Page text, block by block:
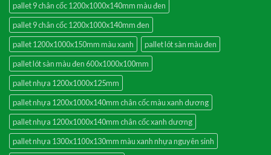
pallet 9 chân cốc 1200x1000x140mm màu đen
pallet 9 chân cốc 1200x1000x140mm đen
pallet 1200x1000x150mm màu xanh
pallet lót sàn màu đen
pallet lót sàn màu đen 600x1000x100mm
pallet nhựa 1200x1000x125mm
pallet nhựa 1200x1000x140mm chân cốc màu xanh dương
pallet nhựa 1200x1000x140mm chân cốc xanh dương
pallet nhựa 1300x1100x130mm màu xanh nhựa nguyên sinh